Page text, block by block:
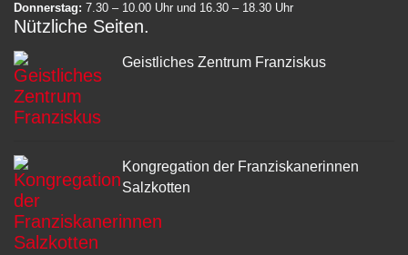
Donnerstag: 7.30 – 10.00 Uhr und 16.30 – 18.30 Uhr
Nützliche Seiten
Geistliches Zentrum Franziskus
Kongregation der Franziskanerinnen
Salzkotten